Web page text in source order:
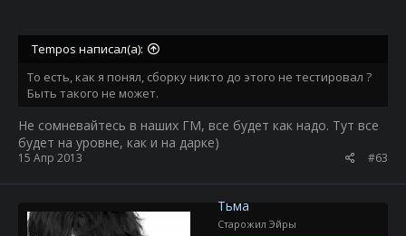
Tempos написал(а):
То есть, как я понял, сборку никто до этого не тестировал ?
Быть такого не может.
Не сомневайтесь в наших ГМ, все будет как надо. Тут все
будет на уровне, как и на дарке)
15 Апр 2013 #63
Тьма
Старожил Эйры